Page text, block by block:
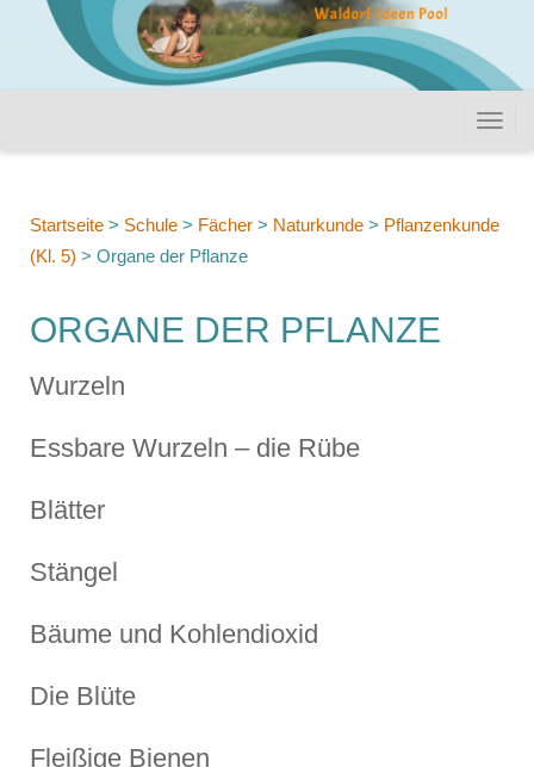
Startseite > Schule > Fächer > Naturkunde > Pflanzenkunde
(Kl. 5) > Organe der Pflanze
ORGANE DER PFLANZE
Wurzeln
Essbare Wurzeln – die Rübe
Blätter
Stängel
Bäume und Kohlendioxid
Die Blüte
Fleißige Bienen